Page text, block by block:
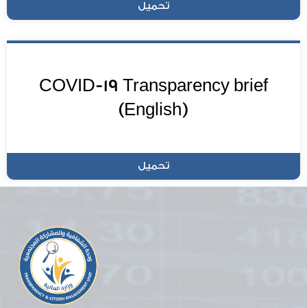
تحميل
COVID-19 Transparency brief
(English)
تحميل